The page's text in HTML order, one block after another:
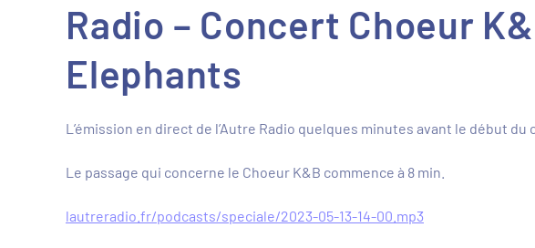
Radio – Concert Choeur
Elephants
L’émission en direct de l’Autre Radio quelques minutes avant le début du
Le passage qui concerne le Choeur K&B commence à 8 min.
lautreradio.fr/podcasts/speciale/2023-05-13-14-00.mp3